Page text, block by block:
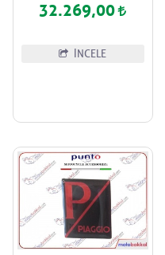
Sırt Pedli
32.269,00
İNCELE